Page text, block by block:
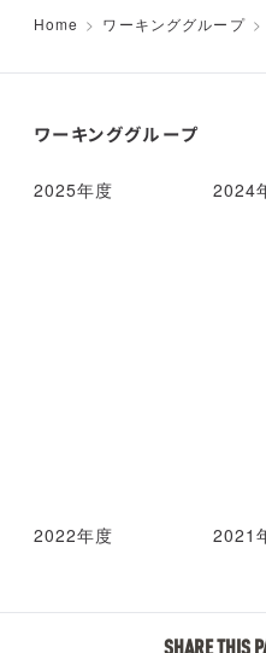
Home ワーキンググループ
ワーキンググループ
2025年度 2024
2022年度 2021
SHARE THIS